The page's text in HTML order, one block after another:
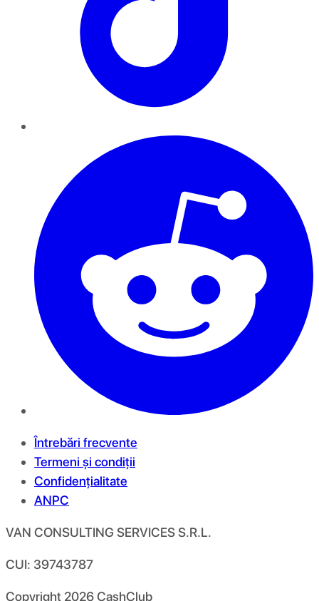
Întrebări frecvente
Termeni și condiții
Confidențialitate
ANPC
VAN CONSULTING SERVICES S.R.L.
CUI: 39743787
Copyright 2026CashClub